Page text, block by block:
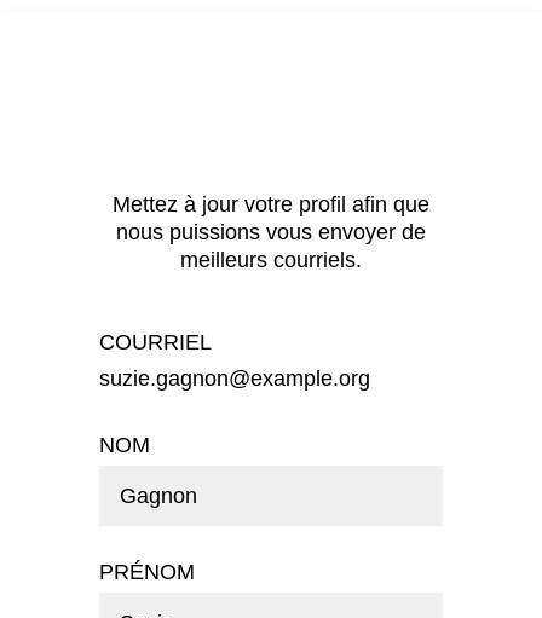
Mettez à jour votre profil afin que
nous puissions vous envoyer de
meilleurs courriels.
COURRIEL
suzie.gagnon@example.org
NOM
PRÉNOM